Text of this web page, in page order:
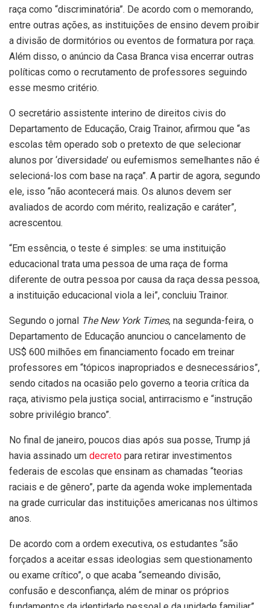
raça como “discriminatória”. De acordo com o memorando,
entre outras ações, as instituições de ensino devem proibir
a divisão de dormitórios ou eventos de formatura por raça.
Além disso, o anúncio da Casa Branca visa encerrar outras
políticas como o recrutamento de professores seguindo
esse mesmo critério.
O secretário assistente interino de direitos civis do
Departamento de Educação, Craig Trainor, afirmou que “as
escolas têm operado sob o pretexto de que selecionar
alunos por ‘diversidade’ ou eufemismos semelhantes não é
selecioná-los com base na raça”. A partir de agora, segundo
ele, isso “não acontecerá mais. Os alunos devem ser
avaliados de acordo com mérito, realização e caráter”,
acrescentou.
“Em essência, o teste é simples: se uma instituição
educacional trata uma pessoa de uma raça de forma
diferente de outra pessoa por causa da raça dessa pessoa,
a instituição educacional viola a lei”, concluiu Trainor.
Segundo o jornal The New York Times, na segunda-feira, o
Departamento de Educação anunciou o cancelamento de
US$ 600 milhões em financiamento focado em treinar
professores em “tópicos inapropriados e desnecessários”,
sendo citados na ocasião pelo governo a teoria crítica da
raça, ativismo pela justiça social, antirracismo e “instrução
sobre privilégio branco”.
No final de janeiro, poucos dias após sua posse, Trump já
havia assinado um decreto para retirar investimentos
federais de escolas que ensinam as chamadas “teorias
raciais e de gênero”, parte da agenda woke implementada
na grade curricular das instituições americanas nos últimos
anos.
De acordo com a ordem executiva, os estudantes “são
forçados a aceitar essas ideologias sem questionamento
ou exame crítico”, o que acaba “semeando divisão,
confusão e desconfiança, além de minar os próprios